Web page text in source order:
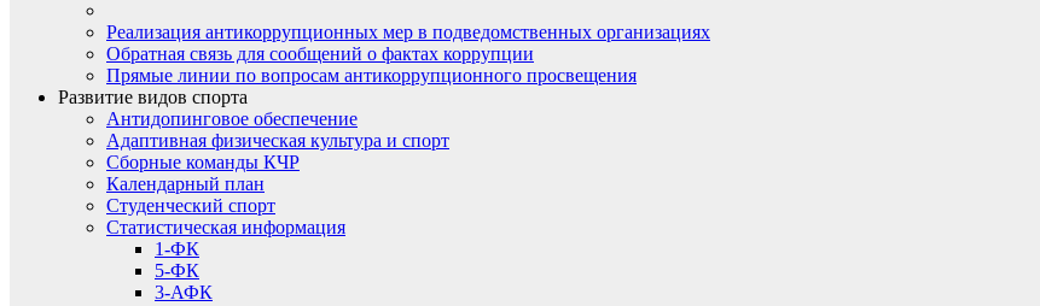
Реализация антикоррупционных мер в подведомственных организациях
Обратная связь для сообщений о фактах коррупции
Прямые линии по вопросам антикоррупционного просвещения
Развитие видов спорта
Антидопинговое обеспечение
Адаптивная физическая культура и спорт
Сборные команды КЧР
Календарный план
Студенческий спорт
Статистическая информация
1-ФК
5-ФК
3-АФК